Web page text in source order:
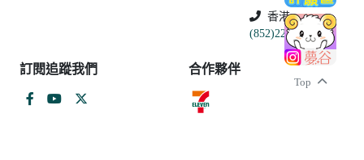
Top
香港
(852)2250-9311
訂閱追蹤我們 合作夥伴